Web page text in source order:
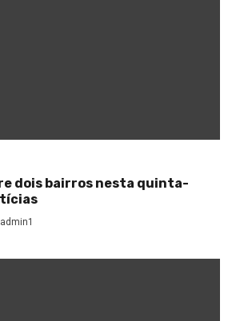
dois bairros nesta quinta-
admin1